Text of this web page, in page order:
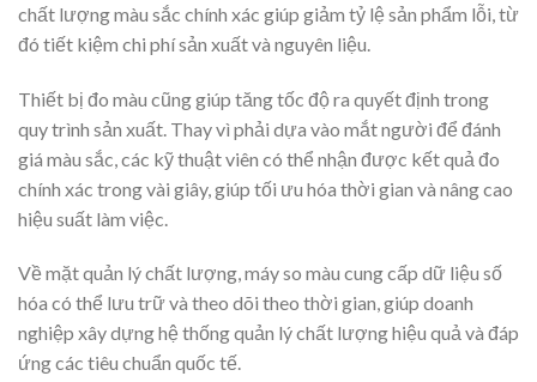
chất lượng màu sắc chính xác giúp giảm tỷ lệ sản phẩm lỗi, từ
đó tiết kiệm chi phí sản xuất và nguyên liệu.
Thiết bị đo màu cũng giúp tăng tốc độ ra quyết định trong
quy trình sản xuất. Thay vì phải dựa vào mắt người để đánh
giá màu sắc, các kỹ thuật viên có thể nhận được kết quả đo
chính xác trong vài giây, giúp tối ưu hóa thời gian và nâng cao
hiệu suất làm việc.
Về mặt quản lý chất lượng, máy so màu cung cấp dữ liệu số
hóa có thể lưu trữ và theo dõi theo thời gian, giúp doanh
nghiệp xây dựng hệ thống quản lý chất lượng hiệu quả và đáp
ứng các tiêu chuẩn quốc tế.